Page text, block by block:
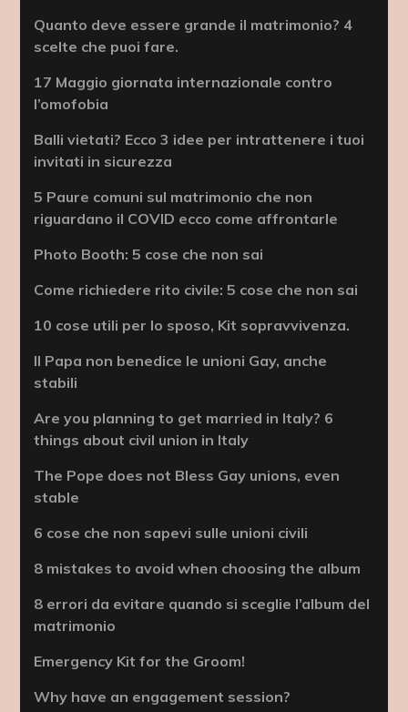
Quanto deve essere grande il matrimonio? 4
scelte che puoi fare.
17 Maggio giornata internazionale contro
l’omofobia
Balli vietati? Ecco 3 idee per intrattenere i tuoi
invitati in sicurezza
5 Paure comuni sul matrimonio che non
riguardano il COVID ecco come affrontarle
Photo Booth: 5 cose che non sai
Come richiedere rito civile: 5 cose che non sai
10 cose utili per lo sposo, Kit sopravvivenza.
Il Papa non benedice le unioni Gay, anche
stabili
Are you planning to get married in Italy? 6
things about civil union in Italy
The Pope does not Bless Gay unions, even
stable
6 cose che non sapevi sulle unioni civili
8 mistakes to avoid when choosing the album
8 errori da evitare quando si sceglie l’album del
matrimonio
Emergency Kit for the Groom!
Why have an engagement session?